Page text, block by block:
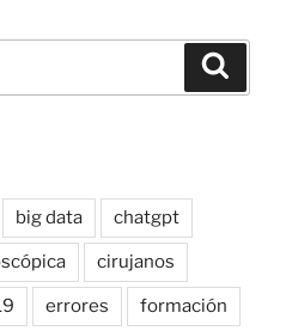
big data chatgpt
cirujanos
errores formación